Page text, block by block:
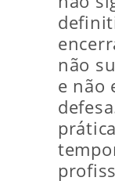
não
e não